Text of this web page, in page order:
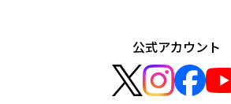
公式アカウント